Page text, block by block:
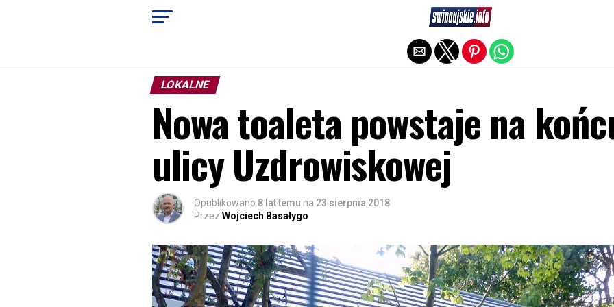
LOKALNE
Nowa toaleta powstaje na
ulicy Uzdrowiskowej
Opublikowano 8 lat temu na 23 sierpnia 2018
Przez Wojciech Basałygo
Exit mobile version